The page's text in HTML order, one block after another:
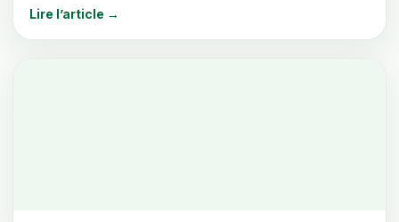
Lire l’article →